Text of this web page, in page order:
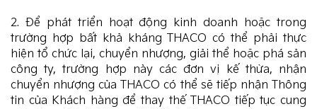
2. Để phát triển hoạt động kinh doanh hoặc trong
trường hợp bất khả kháng THACO có thể phải thực
hiện tổ chức lại, chuyển nhượng, giải thể hoặc phá sản
công ty, trường hợp này các đơn vị kế thừa, nhận
chuyển nhượng của THACO có thể sẽ tiếp nhận Thông
tin của Khách hàng để thay thế THACO tiếp tục cung